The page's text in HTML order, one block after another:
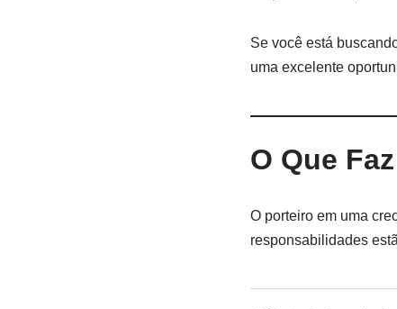
Se você está
uma excelente
O Que
O porteiro em uma
responsabilidades